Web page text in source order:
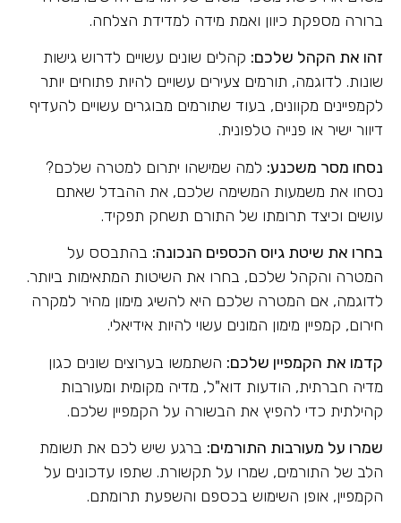
ברורה מספקת כיוון ואמת מידה למדידת הצלחה.
זהו את הקהל שלכם: קהלים שונים עשויים לדרוש גישות
שונות. לדוגמה, תורמים צעירים עשויים להיות פתוחים יותר
לקמפיינים מקוונים, בעוד שתורמים מבוגרים עשויים להעדיף
דיוור ישיר או פנייה טלפונית.
נסחו מסר משכנע: למה שמישהו יתרום למטרה שלכם?
נסחו את משמעות המשימה שלכם, את ההבדל שאתם
עושים וכיצד תרומתו של התורם תשחק תפקיד.
בחרו את שיטת גיוס הכספים הנכונה: בהתבסס על
המטרה והקהל שלכם, בחרו את השיטות המתאימות ביותר.
לדוגמה, אם המטרה שלכם היא להשיג מימון מהיר למקרה
חירום, קמפיין מימון המונים עשוי להיות אידיאלי.
קדמו את הקמפיין שלכם: השתמשו בערוצים שונים כגון
מדיה חברתית, הודעות דוא"ל, מדיה מקומית ומעורבות
קהילתית כדי להפיץ את הבשורה על הקמפיין שלכם.
שמרו על מעורבות התורמים: ברגע שיש לכם את תשומת
הלב של התורמים, שמרו על תקשורת. שתפו עדכונים על
הקמפיין, אופן השימוש בכספם והשפעת תרומתם.